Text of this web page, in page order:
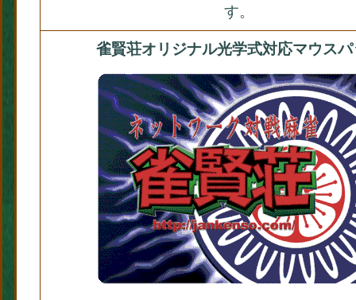
す。
雀賢荘オリジナル光学式対応マウスパ